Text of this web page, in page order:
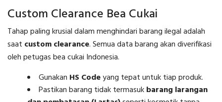
Custom Clearance Bea Cukai
Tahap paling krusial dalam menghindari barang ilegal adalah
saat custom clearance. Semua data barang akan diverifikasi
oleh petugas bea cukai Indonesia.
Gunakan HS Codeyang tepat untuk tiap produk.
Pastikan barang tidak termasukbarang larangan